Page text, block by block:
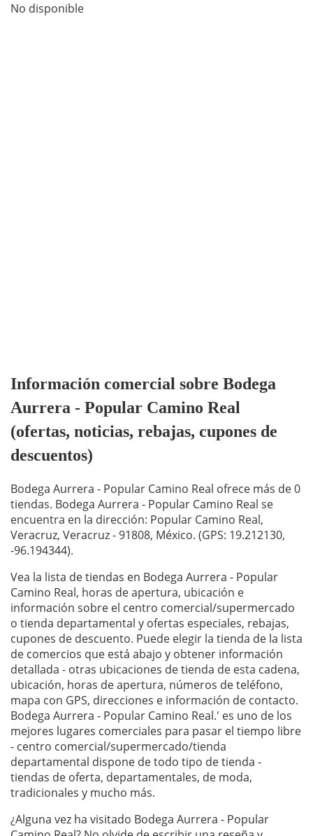
No disponible
Información comercial sobre Bodega
Aurrera - Popular Camino Real
(ofertas, noticias, rebajas, cupones de
descuentos)
Bodega Aurrera - Popular Camino Real ofrece más de 0
tiendas. Bodega Aurrera - Popular Camino Real se
encuentra en la dirección: Popular Camino Real,
Veracruz, Veracruz - 91808, México. (GPS: 19.212130,
-96.194344).
Vea la lista de tiendas en Bodega Aurrera - Popular
Camino Real, horas de apertura, ubicación e
información sobre el centro comercial/supermercado
o tienda departamental y ofertas especiales, rebajas,
cupones de descuento. Puede elegir la tienda de la lista
de comercios que está abajo y obtener información
detallada - otras ubicaciones de tienda de esta cadena,
ubicación, horas de apertura, números de teléfono,
mapa con GPS, direcciones e información de contacto.
Bodega Aurrera - Popular Camino Real.' es uno de los
mejores lugares comerciales para pasar el tiempo libre
- centro comercial/supermercado/tienda
departamental dispone de todo tipo de tienda -
tiendas de oferta, departamentales, de moda,
tradicionales y mucho más.
¿Alguna vez ha visitado Bodega Aurrera - Popular